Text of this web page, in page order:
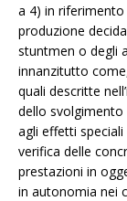
a 4) in riferimento
produzione
stuntmen o degli
innanzitutto
quali descritte
dello
agli effetti
verifica delle
prestazioni in
in autonomia nei